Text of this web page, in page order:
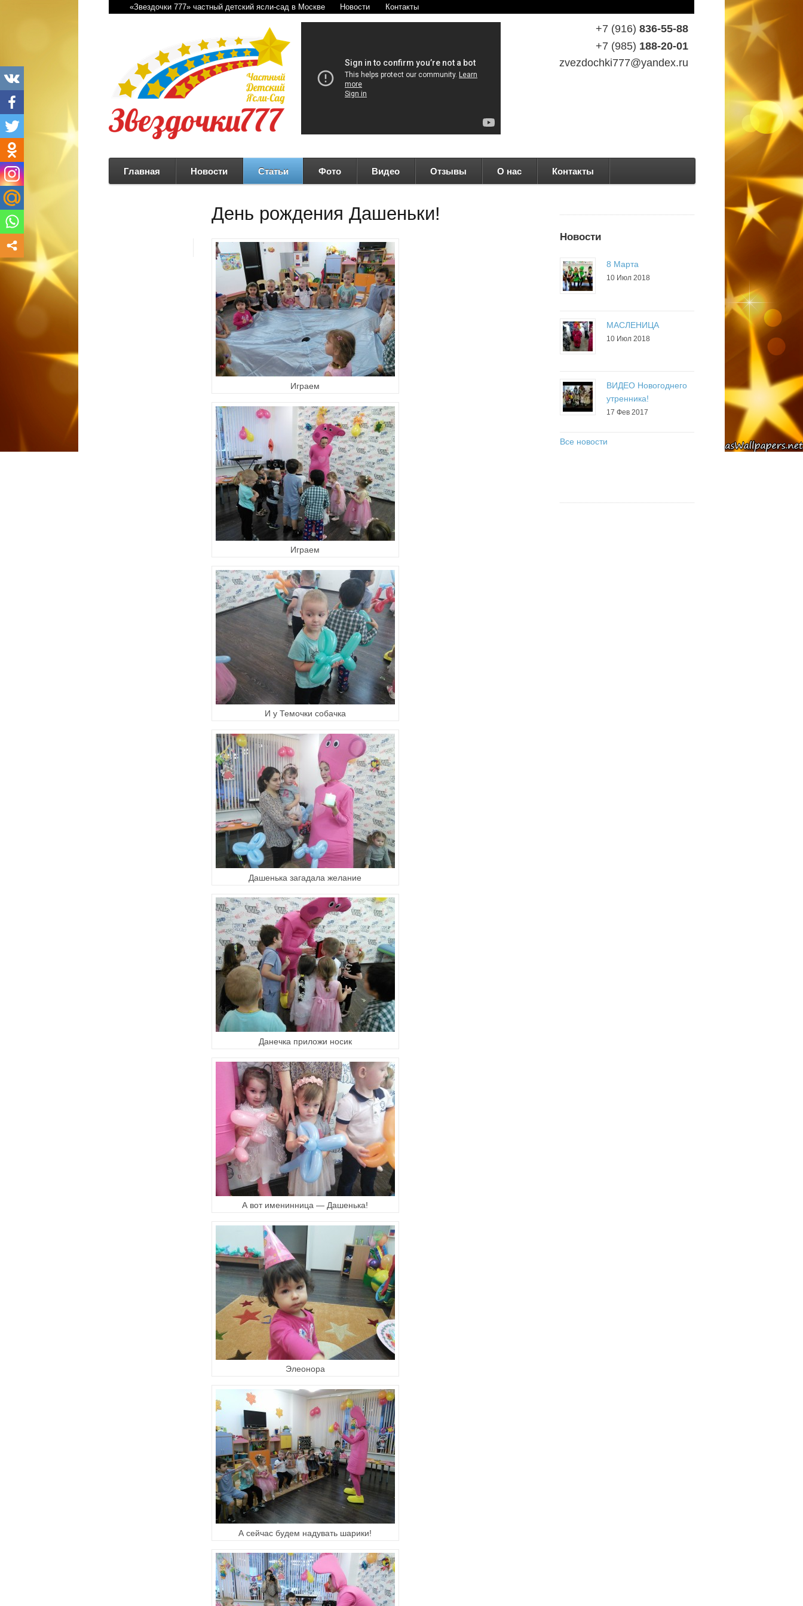
«Звездочки 777» частный детский ясли-сад в Москве Новости Контакты
Главная Новости Статьи Фото Видео Отзывы О нас Контакты
+7 (916) 836-55-88
+7 (985) 188-20-01
zvezdochki777@yandex.ru
День рождения Дашеньки!
Играем
Играем
И у Темочки собачка
Дашенька загадала желание
Данечка приложи носик
А вот именинница — Дашенька!
Элеонора
А сейчас будем надувать шарики!
Новости
8 Марта
10 Июл 2018
МАСЛЕНИЦА
10 Июл 2018
ВИДЕО Новогоднего
утренника!
17 Фев 2017
Все новости